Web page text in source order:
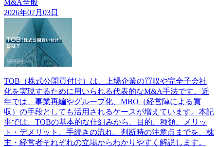
M&A全般
2026年07月03日
TOB（株式公開買付け）は、上場企業の買収や完全子会社
化を実現するために用いられる代表的なM&A手法です。近
年では、事業再編やグループ化、MBO（経営陣による買
収）の手段としても活用されるケースが増えています。本記
事では、TOBの基本的な仕組みから、目的、種類、メリッ
ト・デメリット、手続きの流れ、判断時の注意点までを、株
主・経営者それぞれの立場からわかりやすく解説します。